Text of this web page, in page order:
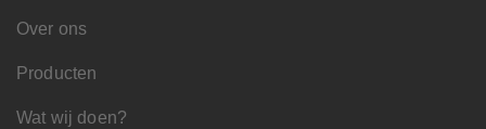
Over ons
Producten
Wat wij doen?